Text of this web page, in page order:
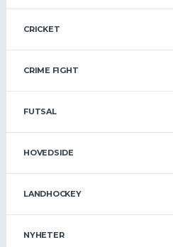
CRICKET
CRIME FIGHT
FUTSAL
HOVEDSIDE
LANDHOCKEY
NYHETER